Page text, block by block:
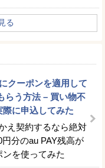
る
クーポンを適用して
らう方法 – 買い物不
に申込してみた
え契約するなら絶対
分のau PAY残高が
を使ってみた